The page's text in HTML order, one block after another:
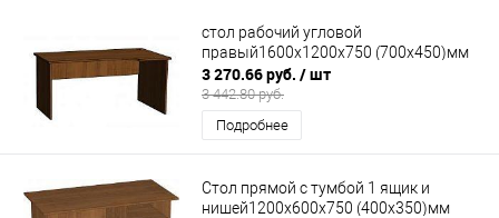
стол рабочий угловой
правый1600х1200х750 (700х450)мм
3 270.66 руб. / шт
3 442.80 руб.
Подробнее
Стол прямой с тумбой 1 ящик и
нишей1200х600х750 (400х350)мм